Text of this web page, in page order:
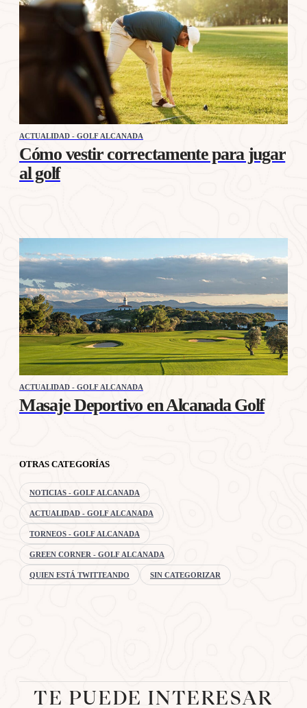
ACTUALIDAD - GOLF ALCANADA
Cómo vestir correctamente para jugar
al golf
ACTUALIDAD - GOLF ALCANADA
Masaje Deportivo en Alcanada Golf
OTRAS CATEGORÍAS
NOTICIAS - GOLF ALCANADA
ACTUALIDAD - GOLF ALCANADA
TORNEOS - GOLF ALCANADA
GREEN CORNER - GOLF ALCANADA
QUIEN ESTÁ TWITTEANDO SIN CATEGORIZAR
TE PUEDE INTERESAR